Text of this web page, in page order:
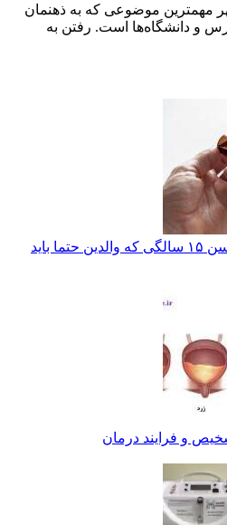
مهمترین موضوعی که به ذهنمان
و دانشگاه‌ها است. رفتن به
مراقبت های بعد از واکسن ۱۵ سالگی که والدین حتما باید
و فرایند درمان